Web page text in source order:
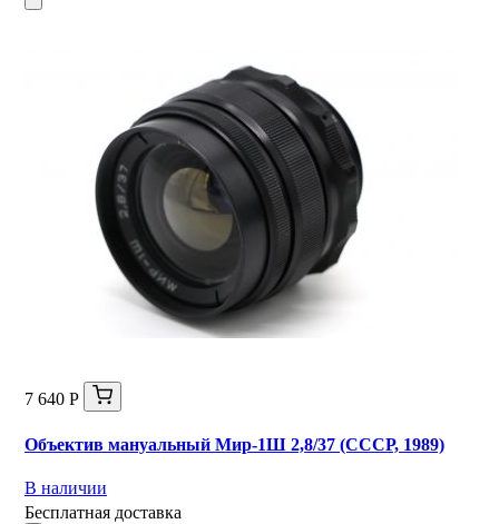
7 640 Р
Объектив мануальный Мир-1Ш 2,8/37 (СССР, 1989)
В наличии
Бесплатная доставка